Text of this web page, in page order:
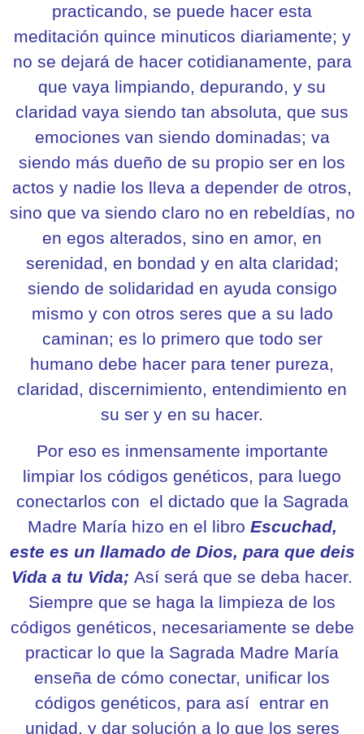
practicando, se puede hacer esta
meditación quince minuticos diariamente; y
no se dejará de hacer cotidianamente, para
que vaya limpiando, depurando, y su
claridad vaya siendo tan absoluta, que sus
emociones van siendo dominadas; va
siendo más dueño de su propio ser en los
actos y nadie los lleva a depender de otros,
sino que va siendo claro no en rebeldías, no
en egos alterados, sino en amor, en
serenidad, en bondad y en alta claridad;
siendo de solidaridad en ayuda consigo
mismo y con otros seres que a su lado
caminan; es lo primero que todo ser
humano debe hacer para tener pureza,
claridad, discernimiento, entendimiento en
su ser y en su hacer.
Por eso es inmensamente importante
limpiar los códigos genéticos, para luego
conectarlos con el dictado que la Sagrada
Madre María hizo en el libro Escuchad,
este es un llamado de Dios, para que deis
Vida a tu Vida; Así será que se deba hacer.
Siempre que se haga la limpieza de los
códigos genéticos, necesariamente se debe
practicar lo que la Sagrada Madre María
enseña de cómo conectar, unificar los
códigos genéticos, para así entrar en
unidad, y dar solución a lo que los seres